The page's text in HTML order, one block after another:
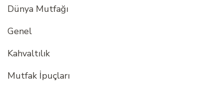
Dünya Mutfağı
Genel
Kahvaltılık
Mutfak İpuçları